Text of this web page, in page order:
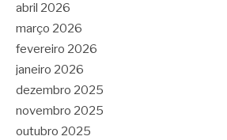
abril 2026
março 2026
fevereiro 2026
janeiro 2026
dezembro 2025
novembro 2025
outubro 2025